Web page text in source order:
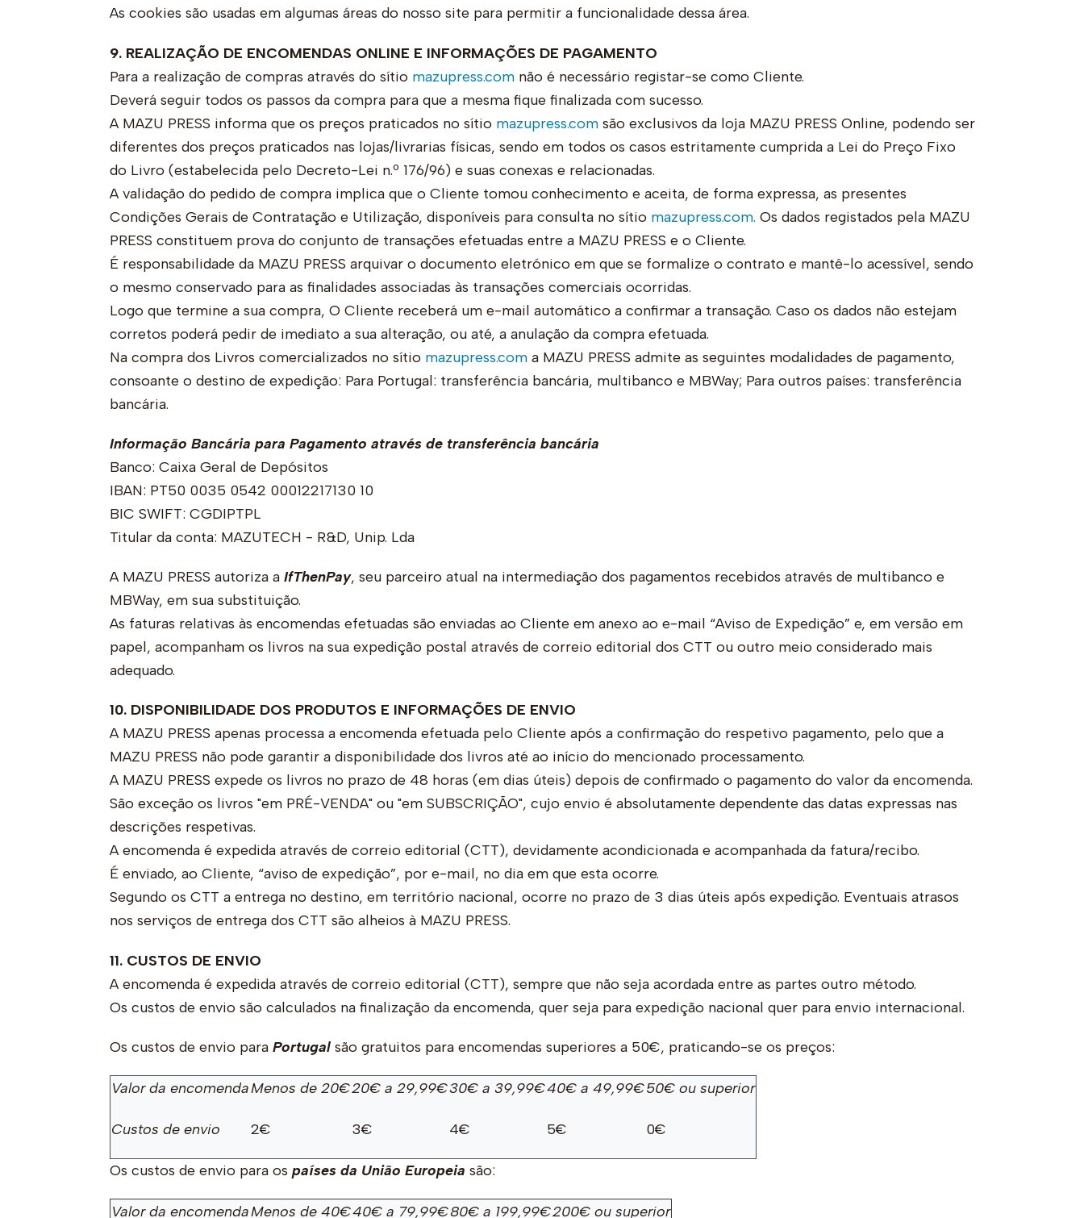
As cookies são usadas em algumas áreas do nosso site para permitir a funcionalidade dessa área.
9. REALIZAÇÃO DE ENCOMENDAS ONLINE E INFORMAÇÕES DE PAGAMENTO
Para a realização de compras através do sítio mazupress.comnão é necessário registar-se como Cliente.
Deverá seguir todos os passos da compra para que a mesma fique finalizada com sucesso.
A MAZU PRESS informa que os preços praticados no sítio mazupress.comsão exclusivos da loja MAZU PRESS Online, podendo ser
diferentes dos preços praticados nas lojas/livrarias físicas, sendo em todos os casos estritamente cumprida a Lei do Preço Fixo
do Livro (estabelecida pelo Decreto-Lei n.º 176/96) e suas conexas e relacionadas.
A validação do pedido de compra implica que o Cliente tomou conhecimento e aceita, de forma expressa, as presentes
Condições Gerais de Contratação e Utilização, disponíveis para consulta no sítio mazupress.com. Os dados registados pela MAZU
PRESS constituem prova do conjunto de transações efetuadas entre a MAZU PRESS e o Cliente.
É responsabilidade da MAZU PRESS arquivar o documento eletrónico em que se formalize o contrato e mantê-lo acessível, sendo
o mesmo conservado para as finalidades associadas às transações comerciais ocorridas.
Logo que termine a sua compra, O Cliente receberá um e-mail automático a confirmar a transação. Caso os dados não estejam
corretos poderá pedir de imediato a sua alteração, ou até, a anulação da compra efetuada.
Na compra dos Livros comercializados no sítio mazupress.coma MAZU PRESS admite as seguintes modalidades de pagamento,
consoante o destino de expedição: Para Portugal: transferência bancária, multibanco e MBWay; Para outros países: transferência
bancária.
Informação Bancária para Pagamento através de transferência bancária
Banco: Caixa Geral de Depósitos
IBAN: PT50 0035 0542 00012217130 10
BIC SWIFT: CGDIPTPL
Titular da conta: MAZUTECH - R&D, Unip. Lda
A MAZU PRESS autoriza a IfThenPay, seu parceiro atual na intermediação dos pagamentos recebidos através de multibanco e
MBWay, em sua substituição.
As faturas relativas às encomendas efetuadas são enviadas ao Cliente em anexo ao e-mail “Aviso de Expedição” e, em versão em
papel, acompanham os livros na sua expedição postal através de correio editorial dos CTT ou outro meio considerado mais
adequado.
10. DISPONIBILIDADE DOS PRODUTOS E INFORMAÇÕES DE ENVIO
A MAZU PRESS apenas processa a encomenda efetuada pelo Cliente após a confirmação do respetivo pagamento, pelo que a
MAZU PRESS não pode garantir a disponibilidade dos livros até ao início do mencionado processamento.
A MAZU PRESS expede os livros no prazo de 48 horas (em dias úteis) depois de confirmado o pagamento do valor da encomenda.
São exceção os livros "em PRÉ-VENDA" ou "em SUBSCRIÇÃO", cujo envio é absolutamente dependente das datas expressas nas
descrições respetivas.
A encomenda é expedida através de correio editorial (CTT), devidamente acondicionada e acompanhada da fatura/recibo.
É enviado, ao Cliente, “aviso de expedição”, por e-mail, no dia em que esta ocorre.
Segundo os CTT a entrega no destino, em território nacional, ocorre no prazo de 3 dias úteis após expedição. Eventuais atrasos
nos serviços de entrega dos CTT são alheios à MAZU PRESS.
11. CUSTOS DE ENVIO
A encomenda é expedida através de correio editorial (CTT), sempre que não seja acordada entre as partes outro método.
Os custos de envio são calculados na finalização da encomenda, quer seja para expedição nacional quer para envio internacional.
Os custos de envio para Portugalsão gratuitos para encomendas superiores a 50€, praticando-se os preços:
Valor da encomendaMenos de 20€20€ a 29,99€30€ a 39,99€40€ a 49,99€50€ ou superior
Custos de envio 2€ 3€ 4€ 5€ 0€
Os custos de envio para os países da União Europeia são:
Valor da encomendaMenos de 40€40€ a 79,99€80€ a 199,99€200€ ou superior